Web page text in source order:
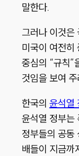
말한다.
그러나 이것은
미국이 여전히
중심의 “규칙”
것임을 보여
한국의 윤석열
윤석열 정부는
정부들의 공동
배들이 지금까